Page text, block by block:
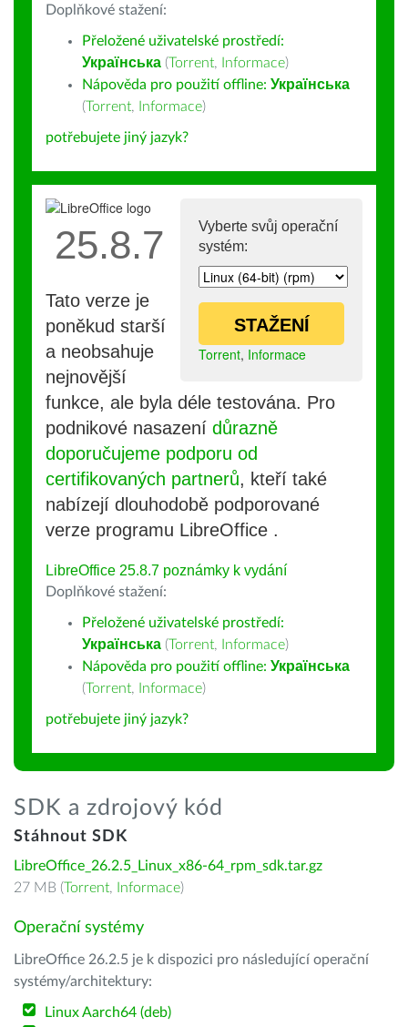
Doplňkové stažení:
Přeložené uživatelské prostředí:
Українська (Torrent, Informace)
Nápověda pro použití offline: Українська
(Torrent, Informace)
potřebujete jiný jazyk?
Vyberte svůj operační
systém:
STAŽENÍ
Torrent, Informace
25.8.7
Tato verze je
poněkud starší
a neobsahuje
nejnovější
funkce, ale byla déle testována. Pro
podnikové nasazení důrazně
doporučujeme podporu od
certifikovaných partnerů, kteří také
nabízejí dlouhodobě podporované
verze programu LibreOffice .
LibreOffice 25.8.7 poznámky k vydání
Doplňkové stažení:
Přeložené uživatelské prostředí:
Українська (Torrent, Informace)
Nápověda pro použití offline: Українська
(Torrent, Informace)
potřebujete jiný jazyk?
SDK a zdrojový kód
Stáhnout SDK
LibreOffice_26.2.5_Linux_x86-64_rpm_sdk.tar.gz
27 MB (Torrent, Informace)
Operační systémy
LibreOffice 26.2.5 je k dispozici pro následující operační
systémy/architektury:
Linux Aarch64 (deb)